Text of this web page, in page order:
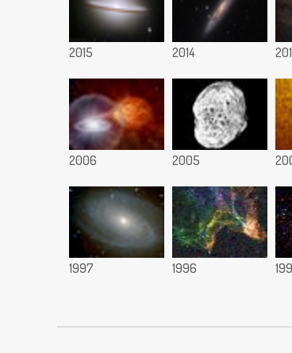
2015 2014
2006 2005
1997 1996